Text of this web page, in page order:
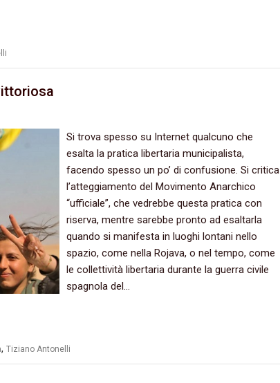
Si trova spesso su Internet qualcuno che
esalta la pratica libertaria municipalista,‭
‬facendo spesso un po‭’ ‬di confusione.‭ ‬Si critica
l’atteggiamento del Movimento Anarchico‭
“‬ufficiale‭”‬,‭ ‬che vedrebbe questa pratica con
riserva,‭ ‬mentre sarebbe pronto ad esaltarla
quando si manifesta in luoghi lontani nello
spazio,‭ ‬come nella Rojava,‭ ‬o nel tempo,‭ ‬come
le collettività libertaria durante la guerra civile
spagnola del‭…
, Tiziano Antonelli